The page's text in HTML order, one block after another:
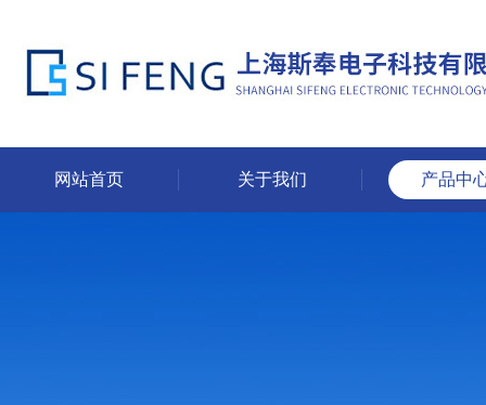
网站首页 关于我们 产品中